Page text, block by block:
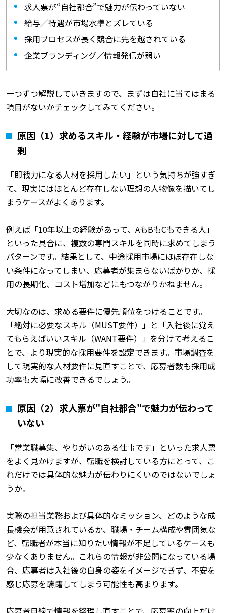
求人票が“自社都合”で魅力が伝わっていない
給与／待遇が市場水準とズレている
採用プロセスが長く競合に先を越されている
企業ブランディング／情報発信が弱い
一つずつ解説していきますので、まずは自社に当てはまる
項目がないかチェックしてみてください。
原因（1）求めるスキル・経験が市場に対して過
剰
「即戦力になる人材を採用したい」という気持ちが強すぎ
て、現実にはほとんど存在しない理想の人物像を描いてし
まうケースがよくあります。
例えば「10年以上の経験があって、AもBもCもできる人」
といった具合に、複数の専門スキルを同時に求めてしまう
パターンです。結果として、中途採用市場にほぼ存在しな
い条件になってしまい、応募者が集まらないばかりか、採
用の長期化、コスト増加などにもつながりかねません。
大切なのは、求める要件に優先順位をつけることです。
「絶対に必要なスキル（MUST要件）」と「入社後に覚え
てもらえばいいスキル（WANT要件）」を分けて考えるこ
とで、より現実的な採用要件を設定できます。市場調査を
して現実的な人材要件に見直すことで、応募者数も採用成
功率も大幅に改善できるでしょう。
原因（2）求人票が"自社都合"で魅力が伝わって
いない
「営業職募集、やりがいのある仕事です」といった求人票
をよく見かけますが、転職を検討している方にとって、こ
れだけでは具体的な魅力が伝わりにくいのではないでしょ
うか。
実際の担当業務および具体的なミッション、どのような成
長機会が用意されているか、職場・チーム構成や雰囲気な
ど、転職者が本当に知りたい情報が不足しているケースも
少なくありません。これらの情報が非公開になっている場
合、応募者は入社後の自身の姿をイメージできず、不安を
感じ応募を躊躇してしまう可能性も高まります。